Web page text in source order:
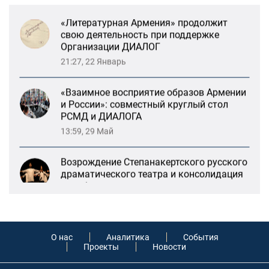
«Взаимное восприятие образов Армении
и России»: совместный круглый стол
РСМД и ДИАЛОГА
Возрождение Степанакертского русского
драматического театра и консолидация
карабахских соотечественников в
Ереване
13:47, 26 Январь
Организации ДИАЛОГ
21:27, 22 Январь
«Взаимное восприятие образов Армении
О нас Аналитика
События
Проекты
Новости